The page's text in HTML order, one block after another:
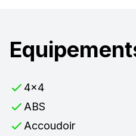
4x4
ABS
Accoudoir